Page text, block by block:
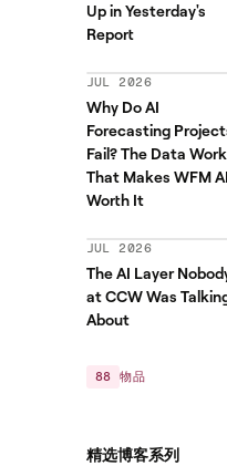
Up in Yesterday's
Report
JUL 2026
Why Do AI
Forecasting
Fail? The Data Work
That Makes WFM AI
Worth It
JUL 2026
The AI Layer
at CCW Was
About
88 物品
精选博客系列